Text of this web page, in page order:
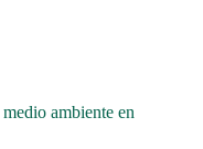
ambiente en